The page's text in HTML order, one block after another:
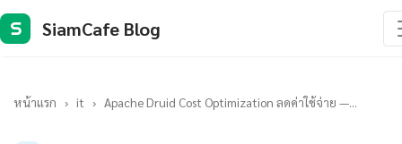
S SiamCafe Blog
หน้าแรก › it › Apache Druid Cost Optimization ลดค่าใช้จ่าย —...